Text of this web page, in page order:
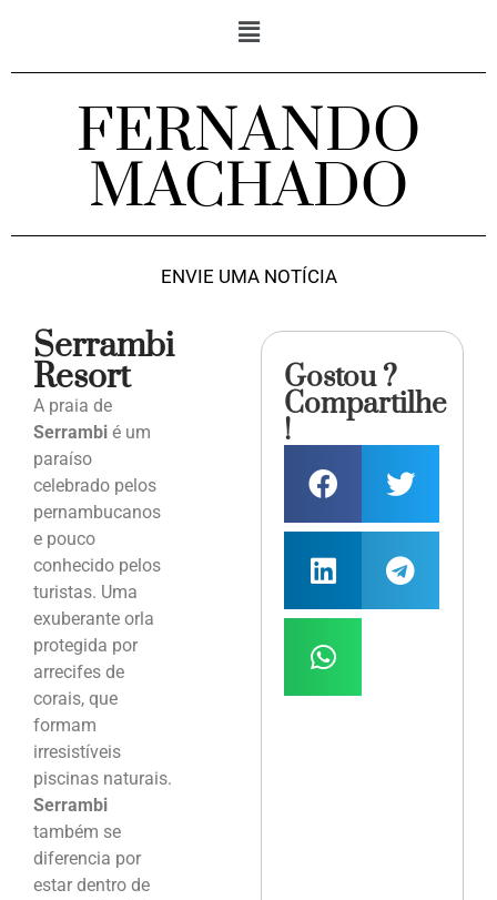
FERNANDO
MACHADO
ENVIE UMA NOTÍCIA
Serrambi
Resort
A praia de
Serrambi é um
paraíso
celebrado pelos
pernambucanos
e pouco
conhecido pelos
turistas. Uma
exuberante orla
protegida por
arrecifes de
corais, que
formam
irresistíveis
piscinas naturais.
Serrambi
também se
diferencia por
estar dentro de
Gostou ?
Compartilhe
!